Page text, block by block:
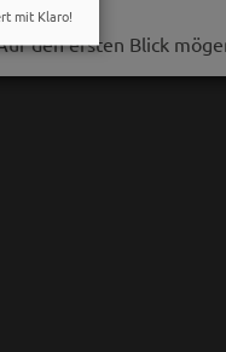
den ersten Blick
mit Klaro!